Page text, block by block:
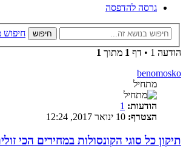
גרסה להדפסה
חיפוש
הודעה 1 • דף
1 מתוך 1
benomosko
מתחיל
הודעות: 1
הצטרף:
תיקון כל סוגי הקונסולות במחירים הכי